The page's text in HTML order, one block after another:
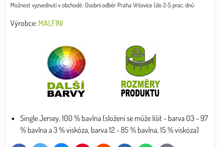
Osobní odběr Praha Vršovice (do 2-5 prac. dnů
Výrobce: MALFINI
Single Jersey, 100 % bavlna (složení se může lišit - barva 03 - 97
% bavlna a 3 % viskóza, barva 12 - 85 % bavlna, 15 % viskóza)